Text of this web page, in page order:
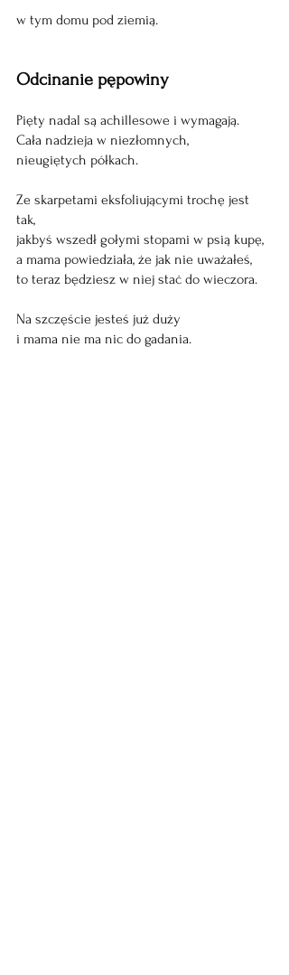
w tym domu pod ziemią.
Odcinanie pępowiny
Pięty nadal są achillesowe i wymagają.
Cała nadzieja w niezłomnych,
nieugiętych półkach.
Ze skarpetami eksfoliującymi trochę jest
tak,
jakbyś wszedł gołymi stopami w psią kupę,
a mama powiedziała, że jak nie uważałeś,
to teraz będziesz w niej stać do wieczora.
Na szczęście jesteś już duży
i mama nie ma nic do gadania.